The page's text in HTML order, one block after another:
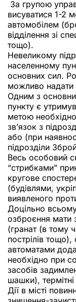
За групою
висуватися 1-2
автомобілем
відділення зі
тощо).
Невеликому
населенному
основних сил.
можливо надати
Одним з
пункту є
метою необхідно
зв’язок з
або (при
підрозділи
Весь особовий
“стрибками”
кругове
(будівлями,
виявленого
Доцільно
озброєння мати
(гранат (в тому
пострілів
автоматами
необхідно при
засобів
шашки),
Дії в місті